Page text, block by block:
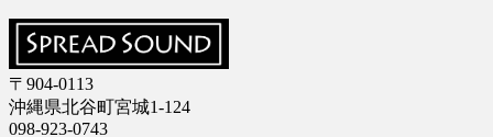
〒904-0113
沖縄県北谷町宮城1-124
098-923-0743